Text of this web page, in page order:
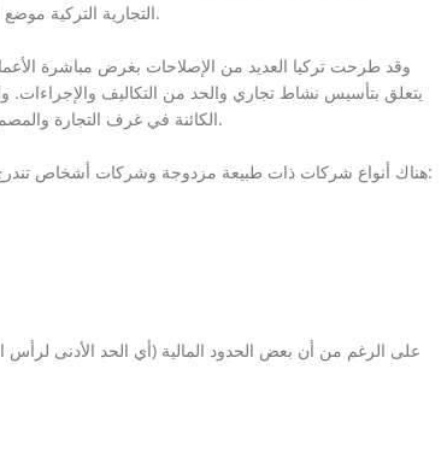
التجارية التركية موضع اتفاق مع تشريعات الاتحاد الأوروبي وكذلك عملية الانضمام إلى الاتحاد الأوروبي.
وقد طرحت تركيا العديد من الإصلاحات بغرض مباشرة
يتعلق بتأسيس نشاط تجاري والحد من التكاليف
الكائنة في غرف التجارة والمصممة لتكون “مجمع خدمات متكامل”. كما يتم استكمال الإجراءات في نفس اليوم.
هناك أنواع شركات ذات طبيعة مزدوجة وشركات أشخاص تندرج تحت القانون التجاري التركي، والذي يجيز تأسيس الشركات وفقًا للأنواع الآتية:
على الرغم من أن بعض الحدود المالية (أي الحد الأدنى